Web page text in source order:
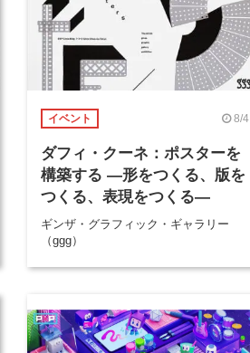
イベント 8/4
ダフィ・クーネ：ポスターを
構築する ―形をつくる、版を
つくる、表現をつくる―
ギンザ・グラフィック・ギャラリー
（ggg）